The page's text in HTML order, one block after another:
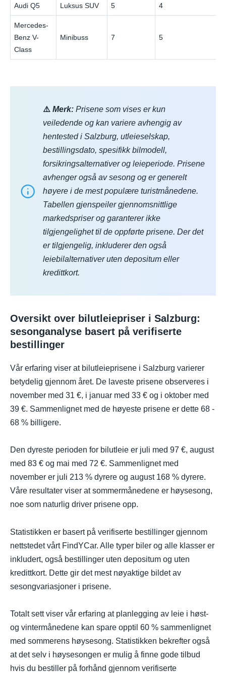
Audi Q5 Luksus SUV 5 4
Mercedes-
Benz V-
Class
Minibuss 7 5
⚠️ Merk: Prisene som vises er kun
veiledende og kan variere avhengig av
hentested i Salzburg, utleieselskap,
bestillingsdato, spesifikk bilmodell,
forsikringsalternativer og leieperiode. Prisene
avhenger også av sesong og er generelt
høyere i de mest populære turistmånedene.
Tabellen gjenspeiler gjennomsnittlige
markedspriser og garanterer ikke
tilgjengelighet til de oppførte prisene. Der det
er tilgjengelig, inkluderer den også
leiebilalternativer uten depositum eller
kredittkort.
Oversikt over bilutleiepriser i Salzburg:
sesonganalyse basert på verifiserte
bestillinger
Vår erfaring viser at bilutleieprisene i Salzburg varierer
betydelig gjennom året. De laveste prisene observeres i
november med 31 €, i januar med 33 € og i oktober med
39 €. Sammenlignet med de høyeste prisene er dette 68 -
68 % billigere.
Den dyreste perioden for bilutleie er juli med 97 €, august
med 83 € og mai med 72 €. Sammenlignet med
november er juli 213 % dyrere og august 168 % dyrere.
Våre resultater viser at sommermånedene er høysesong,
noe som naturlig driver prisene opp.
Statistikken er basert på verifiserte bestillinger gjennom
nettstedet vårt FindYCar. Alle typer biler og alle klasser er
inkludert, også bestillinger uten depositum og uten
kredittkort. Dette gir det mest nøyaktige bildet av
sesongvariasjoner i prisene.
Totalt sett viser vår erfaring at planlegging av leie i høst-
og vintermånedene kan spare opptil 60 % sammenlignet
med sommerens høysesong. Statistikken bekrefter også
at det selv i høysesongen er mulig å finne gode tilbud
hvis du bestiller på forhånd gjennom verifiserte